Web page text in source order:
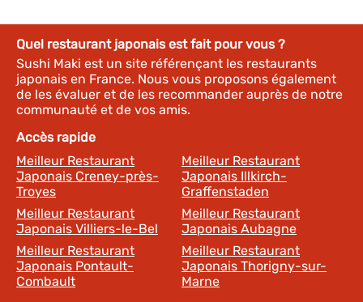
Quel restaurant japonais est fait pour vous ?
Sushi Maki est un site référençant les restaurants
japonais en France. Nous vous proposons également
de les évaluer et de les recommander auprès de notre
communauté et de vos amis.
Accès rapide
Meilleur Restaurant
Japonais Creney-près-
Troyes
Meilleur Restaurant
Japonais Illkirch-
Graffenstaden
Meilleur Restaurant
Japonais Villiers-le-Bel
Meilleur Restaurant
Japonais Aubagne
Meilleur Restaurant
Japonais Pontault-
Combault
Meilleur Restaurant
Japonais Thorigny-sur-
Marne